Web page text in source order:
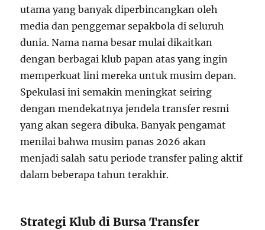
utama yang banyak diperbincangkan oleh
media dan penggemar sepakbola di seluruh
dunia. Nama nama besar mulai dikaitkan
dengan berbagai klub papan atas yang ingin
memperkuat lini mereka untuk musim depan.
Spekulasi ini semakin meningkat seiring
dengan mendekatnya jendela transfer resmi
yang akan segera dibuka. Banyak pengamat
menilai bahwa musim panas 2026 akan
menjadi salah satu periode transfer paling aktif
dalam beberapa tahun terakhir.
Strategi Klub di Bursa Transfer